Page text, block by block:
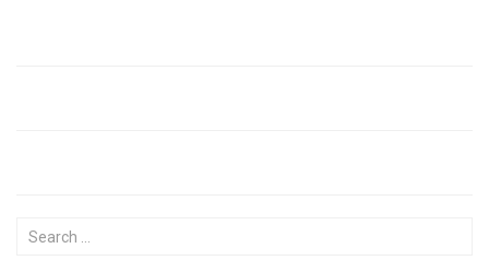
Search for: